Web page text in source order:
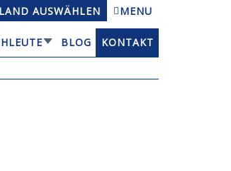
LAND AUSWÄHLEN MENU
BLOG
KONTAKT